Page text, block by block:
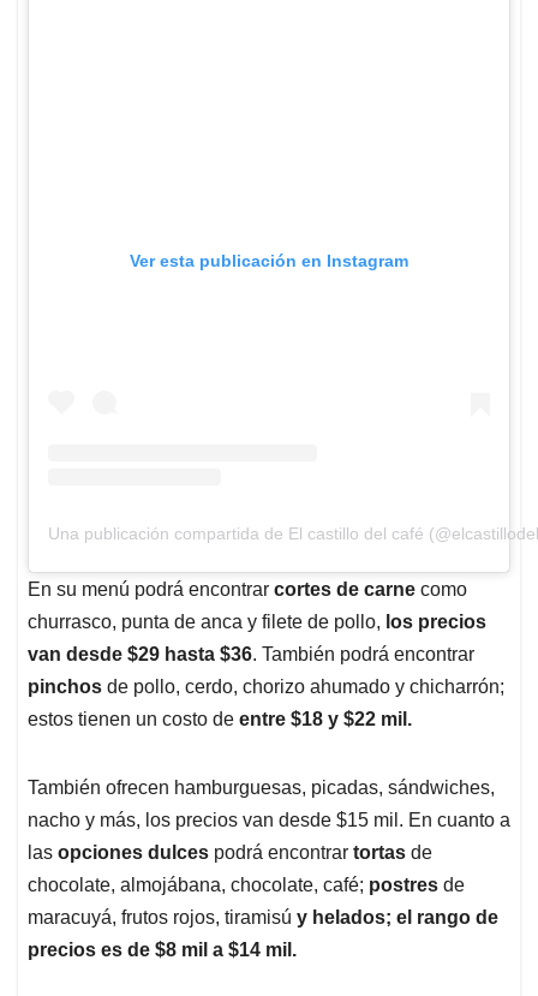
Ver esta publicación en Instagram
Una publicación compartida de El castillo del café
En su menú podrá encontrar cortes de carne como
churrasco, punta de anca y filete de pollo, los precios
van desde $29 hasta $36. También podrá encontrar
pinchos de pollo, cerdo, chorizo ahumado y chicharrón;
estos tienen un costo de entre $18 y $22 mil.
También ofrecen hamburguesas, picadas, sándwiches,
nacho y más, los precios van desde $15 mil. En cuanto a
las opciones dulces podrá encontrar tortas de
chocolate, almojábana, chocolate, café; postres de
maracuyá, frutos rojos, tiramisú y helados; el rango de
precios es de $8 mil a $14 mil.